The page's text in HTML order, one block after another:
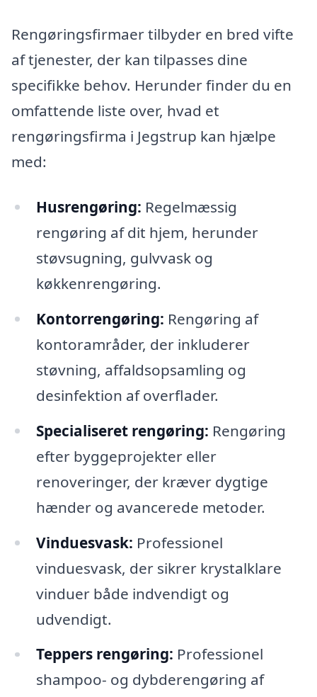
Rengøringsfirmaer tilbyder en bred vifte
af tjenester, der kan tilpasses dine
specifikke behov. Herunder finder du en
omfattende liste over, hvad et
rengøringsfirma i Jegstrup kan hjælpe
med:
Husrengøring: Regelmæssig
rengøring af dit hjem, herunder
støvsugning, gulvvask og
køkkenrengøring.
Kontorrengøring: Rengøring af
kontoramråder, der inkluderer
støvning, affaldsopsamling og
desinfektion af overflader.
Specialiseret rengøring: Rengøring
efter byggeprojekter eller
renoveringer, der kræver dygtige
hænder og avancerede metoder.
Vinduesvask: Professionel
vinduesvask, der sikrer krystalklare
vinduer både indvendigt og
udvendigt.
Teppers rengøring: Professionel
shampoo- og dybderengøring af